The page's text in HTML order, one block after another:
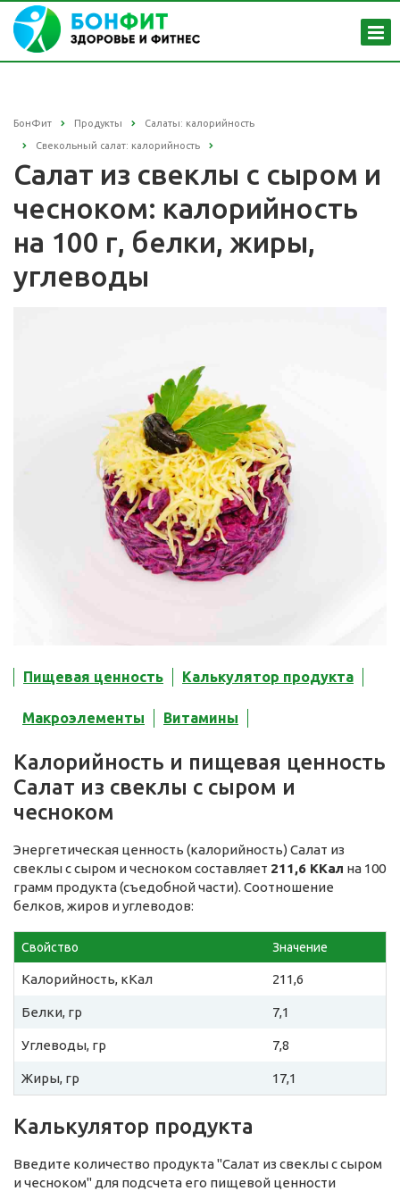
БонФит Продукты Салаты: калорийность
Свекольный салат: калорийность
Салат из свеклы с сыром и
чесноком: калорийность
на 100 г, белки, жиры,
углеводы
Пищевая ценность Калькулятор продукта
Макроэлементы Витамины
Калорийность и пищевая ценность
Салат из свеклы с сыром и
чесноком
Энергетическая ценность (калорийность) Салат из
свеклы с сыром и чесноком составляет 211,6 ККал на 100
грамм продукта (съедобной части). Соотношение
белков, жиров и углеводов:
Свойство Значение
Калорийность, кКал 211,6
Белки, гр 7,1
Углеводы, гр 7,8
Жиры, гр 17,1
Калькулятор продукта
Введите количество продукта "Салат из свеклы с сыром
и чесноком" для подсчета его пищевой ценности